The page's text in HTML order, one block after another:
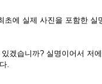
초에 실제 사진을 포함한 실
겠습니까? 실명이어서 저
.